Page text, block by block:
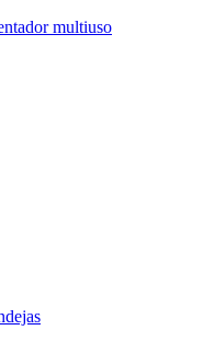
multiuso